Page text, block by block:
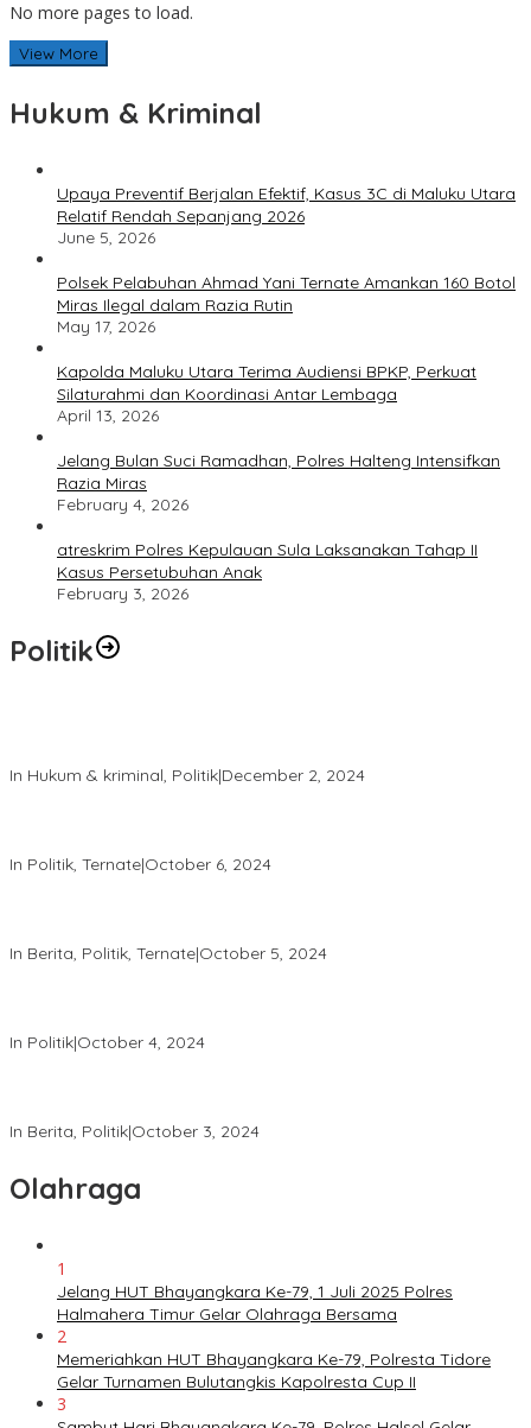
No more pages to load.
View More
Hukum & Kriminal
Upaya Preventif Berjalan Efektif, Kasus 3C di Maluku Utara
Relatif Rendah Sepanjang 2026
June 5, 2026
Polsek Pelabuhan Ahmad Yani Ternate Amankan 160 Botol
Miras Ilegal dalam Razia Rutin
May 17, 2026
Kapolda Maluku Utara Terima Audiensi BPKP, Perkuat
Silaturahmi dan Koordinasi Antar Lembaga
April 13, 2026
Jelang Bulan Suci Ramadhan, Polres Halteng Intensifkan
Razia Miras
February 4, 2026
atreskrim Polres Kepulauan Sula Laksanakan Tahap II
Kasus Persetubuhan Anak
February 3, 2026
Politik
In Hukum & kriminal, Politik|December 2, 2024
In Politik, Ternate|October 6, 2024
In Berita, Politik, Ternate|October 5, 2024
In Politik|October 4, 2024
In Berita, Politik|October 3, 2024
Olahraga
1
Jelang HUT Bhayangkara Ke-79, 1 Juli 2025 Polres
Halmahera Timur Gelar Olahraga Bersama
2
Memeriahkan HUT Bhayangkara Ke-79, Polresta Tidore
Gelar Turnamen Bulutangkis Kapolresta Cup II
3